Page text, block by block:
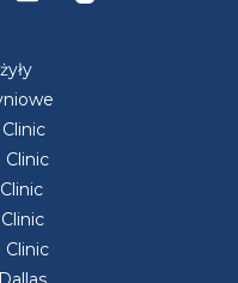
Clinic
Clinic